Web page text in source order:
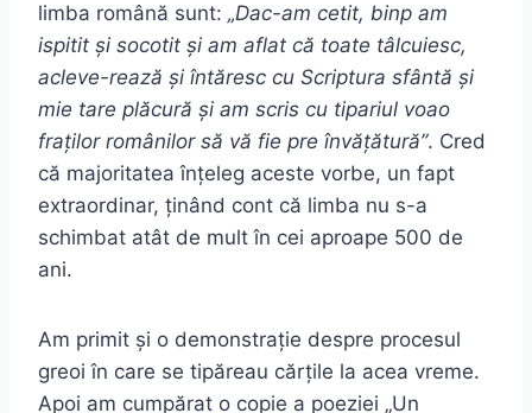
limba română sunt: „Dac-am cetit, binp am
ispitit şi socotit şi am aflat că toate tâlcuiesc,
acleve-rează şi întăresc cu Scriptura sfântă şi
mie tare plăcură şi am scris cu tipariul voao
fraţilor românilor să vă fie pre învăţătură”. Cred
că majoritatea înțeleg aceste vorbe, un fapt
extraordinar, ținând cont că limba nu s-a
schimbat atât de mult în cei aproape 500 de
ani.
Am primit și o demonstrație despre procesul
greoi în care se tipăreau cărțile la acea vreme.
Apoi am cumpărat o copie a poeziei „Un